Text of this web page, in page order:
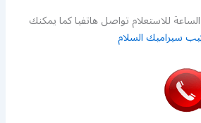
للاستعلام تواصل هاتفيا كما يمكنك
سيراميك السلام